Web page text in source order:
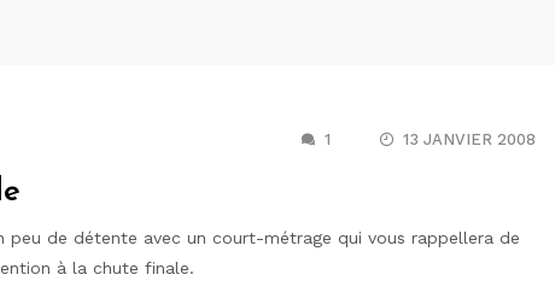
1 13 JANVIER 2008
peu de détente avec un court-métrage qui vous rappellera de
à la chute finale.